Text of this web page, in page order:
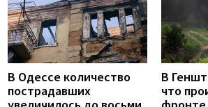
В Одессе количество
пострадавших
В
что